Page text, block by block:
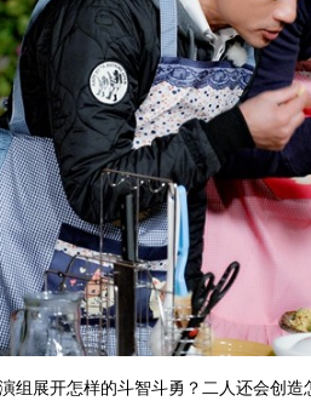
组展开怎样的斗智斗勇？二人还会创